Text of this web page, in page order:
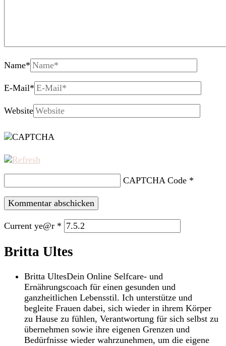
Name*
E-Mail*
Website
CAPTCHA Code *
Current ye@r *
Britta Ultes
Britta UltesDein Online Selfcare- und
Ernährungscoach für einen gesunden und
ganzheitlichen Lebensstil. Ich unterstütze und
begleite Frauen dabei, sich wieder in ihrem Körper
zu Hause zu fühlen, Verantwortung für sich selbst zu
übernehmen sowie ihre eigenen Grenzen und
Bedürfnisse wieder wahrzunehmen, um die eigene